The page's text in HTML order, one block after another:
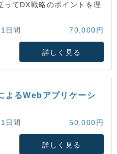
ってDX戦略のポイントを理
日間
70,000円
詳しく見る
よるWebアプリケーシ
日間 50,000円
詳しく見る